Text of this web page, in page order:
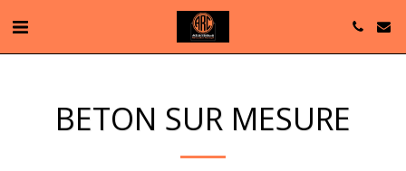
BETON SUR MESURE